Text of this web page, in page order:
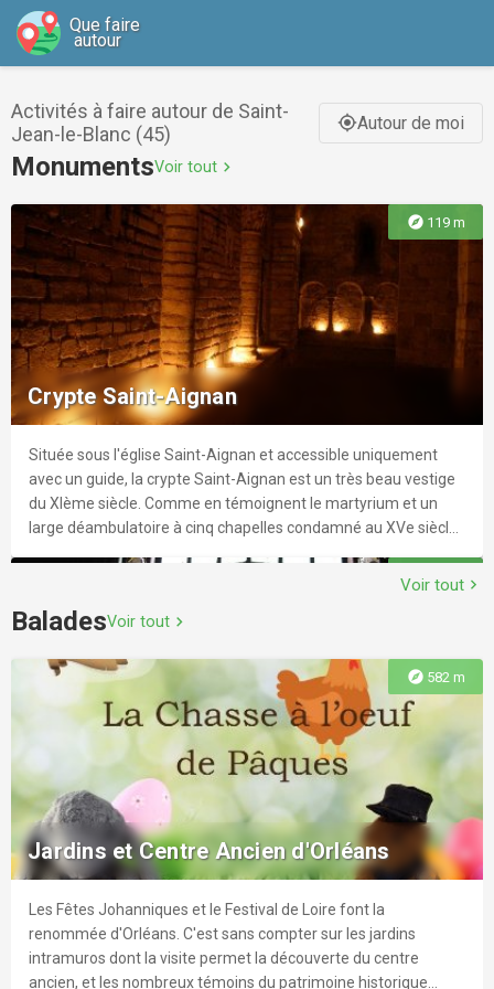
Que faire
autour
Activités à faire autour de Saint-
Jean-le-Blanc (45)
gps_fixedAutour de moi
MonumentsVoir tout chevron_right
explore 119 m
Crypte Saint-Aignan
Située sous l'église Saint-Aignan et accessible uniquement
avec un guide, la crypte Saint-Aignan est un très beau vestige
du XIème siècle. Comme en témoignent le martyrium et un
large déambulatoire à cinq chapelles condamné au XVe siècle,
patron d'Orléans. Semi-enterrée, cette splendide crypte
du début du XIème siècle.
explore
Collégiale Saint-Aignan
Cette très belle église a été construite, à l'origine, pour le culte
de Saint Aignan, dont les reliques se trouvaient dans la crypte.
La basilique actuelle, commencée par Charles VII en 1438 mais
achevée en 1509 par Louis XII, n'est pas la première
construction puisque les traces d'édifices datant du VIe, IXe et
XIe, XIVe et XVe ont été retrouvées. Elles ont toutes été
détruites, par des incendies, des inondations, ou par main
humaine. Les Orléanais et en particulier les chanoines ont
explore
Voir tout chevron_right
BaladesVoir tout chevron_right
explore 582 m
Jardins et Centre Ancien d'Orléans
Les Fêtes Johanniques et le Festival de Loire font la
renommée d'Orléans. C'est sans compter sur les jardins
intramuros dont la visite permet la découverte du centre
ancien, et les nombreux témoins du patrimoine historique